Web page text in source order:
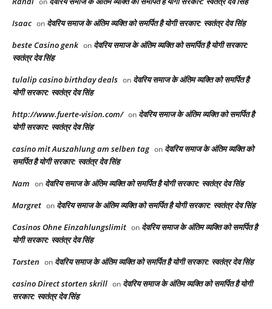
Isaac on देवरिय समाज के अंतिम व्यक्ति को समर्पित है योगी सरकार: स्वतंत्र देव सिंह
beste Casino genk on देवरिय समाज के अंतिम व्यक्ति को समर्पित है योगी सरकार:
स्वतंत्र देव सिंह
tulalip casino birthday deals on देवरिय समाज के अंतिम व्यक्ति को समर्पित है
योगी सरकार: स्वतंत्र देव सिंह
http://www.fuerte-vision.com/ on देवरिय समाज के अंतिम व्यक्ति को समर्पित है
योगी सरकार: स्वतंत्र देव सिंह
casino mit Auszahlung am selben tag on देवरिय समाज के अंतिम व्यक्ति को
समर्पित है योगी सरकार: स्वतंत्र देव सिंह
Nam on देवरिय समाज के अंतिम व्यक्ति को समर्पित है योगी सरकार: स्वतंत्र देव सिंह
Margret on देवरिय समाज के अंतिम व्यक्ति को समर्पित है योगी सरकार: स्वतंत्र देव सिंह
Casinos Ohne Einzahlungslimit on देवरिय समाज के अंतिम व्यक्ति को समर्पित है
योगी सरकार: स्वतंत्र देव सिंह
Torsten on देवरिय समाज के अंतिम व्यक्ति को समर्पित है योगी सरकार: स्वतंत्र देव सिंह
casino Direct storten skrill on देवरिय समाज के अंतिम व्यक्ति को समर्पित है योगी
सरकार: स्वतंत्र देव सिंह